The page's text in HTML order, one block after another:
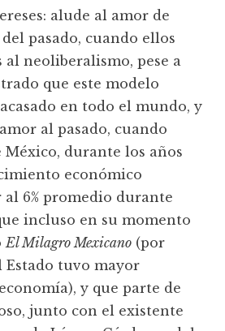
alude al amor de
pasado, cuando ellos
al neoliberalismo, pese a
que este modelo
en todo el mundo, y
al pasado, cuando
México, durante los años
económico
6% promedio durante
incluso en su momento
El Milagro Mexicano (por
Estado tuvo mayor
y que parte de
junto con el existente